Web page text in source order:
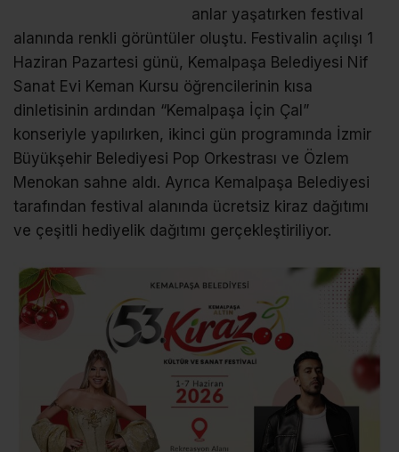
anlar yaşatırken festival
alanında renkli görüntüler oluştu. Festivalin açılışı 1
Haziran Pazartesi günü, Kemalpaşa Belediyesi Nif
Sanat Evi Keman Kursu öğrencilerinin kısa
dinletisinin ardından “Kemalpaşa İçin Çal”
konseriyle yapılırken, ikinci gün programında İzmir
Büyükşehir Belediyesi Pop Orkestrası ve Özlem
Menokan sahne aldı. Ayrıca Kemalpaşa Belediyesi
tarafından festival alanında ücretsiz kiraz dağıtımı
ve çeşitli hediyelik dağıtımı gerçekleştiriliyor.